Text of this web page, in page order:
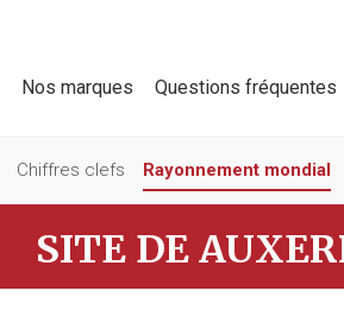
Nos marques Questions fréquentes
Chiffres clefs Rayonnement mondial
SITE DE